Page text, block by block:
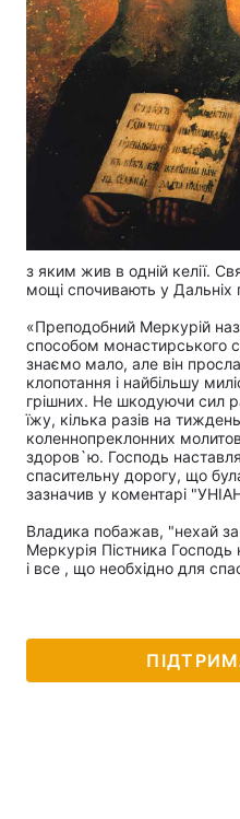
з яким жив в одній келії.
мощі спочивають у Дальніх
«Преподобний Меркурій
способом монастирського
знаємо мало, але він
клопотання і найбільшу
грішних. Не шкодуючи сил
їжу, кілька разів на
коленнопреклонних
здоров`ю. Господь
спасительну дорогу, що
зазначив у коментарі
Владика побажав, "нехай
Меркурія Пістника
і все , що необхідно для